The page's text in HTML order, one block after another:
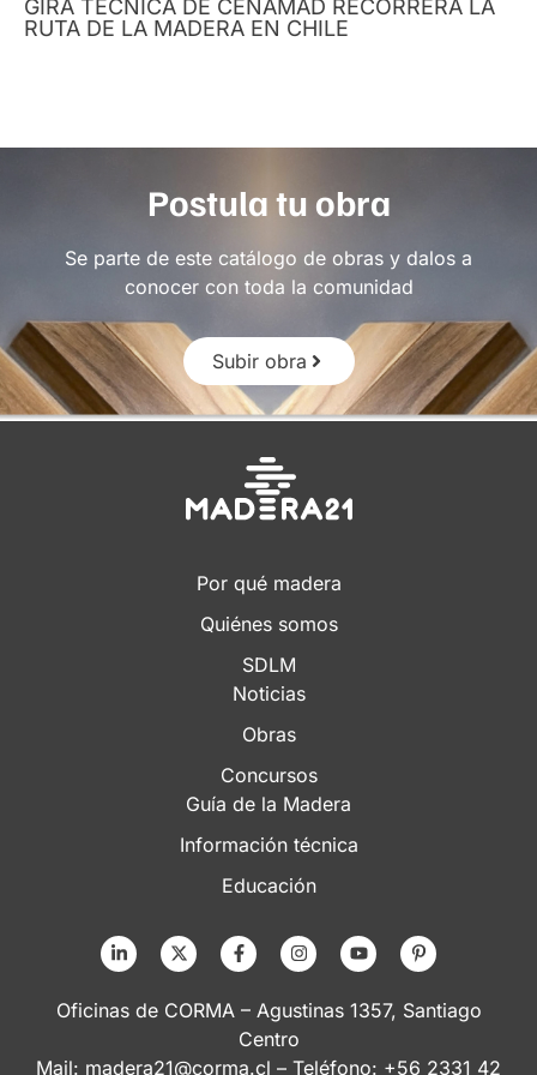
GIRA TÉCNICA DE CENAMAD RECORRERÁ LA
RUTA DE LA MADERA EN CHILE
Postula tu obra
Se parte de este catálogo de obras y dalos a
conocer con toda la comunidad
Subir obra
Por qué madera
Quiénes somos
SDLM
Noticias
Obras
Concursos
Guía de la Madera
Información técnica
Educación
Oficinas de CORMA – Agustinas 1357, Santiago
Centro
Mail: madera21@corma.cl – Teléfono: +56 2331 42